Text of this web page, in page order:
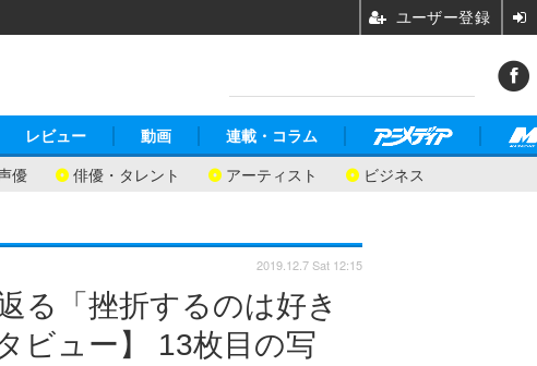
優 俳優・タレント アーティスト ビジネス
レビュー 動画 連載・コラム
る「挫折するのは好き
ビュー】 13枚目の写
2019.12.7 Sat 12:15
ユーザー登録